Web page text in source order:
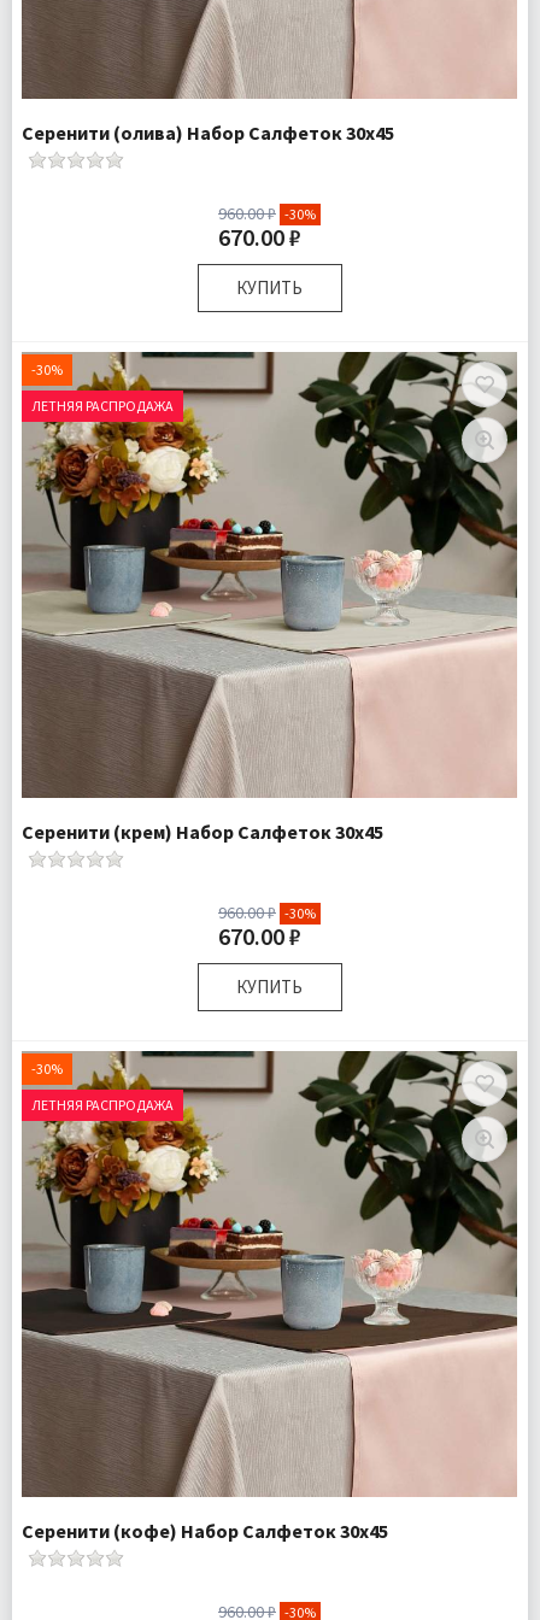
Серенити (олива) Набор Салфеток 30х45
960.00 ₽ -30%
670.00 ₽
КУПИТЬ
Комплектация:
Салфетки 2 шт
Доставка:
Подробнее
-30%
ЛЕТНЯЯ РАСПРОДАЖА
Серенити (крем) Набор Салфеток 30х45
960.00 ₽ -30%
670.00 ₽
КУПИТЬ
Комплектация:
Салфетка 1 шт
Доставка:
Подробнее
-30%
ЛЕТНЯЯ РАСПРОДАЖА
Серенити (кофе) Набор Салфеток 30х45
960.00 ₽ -30%